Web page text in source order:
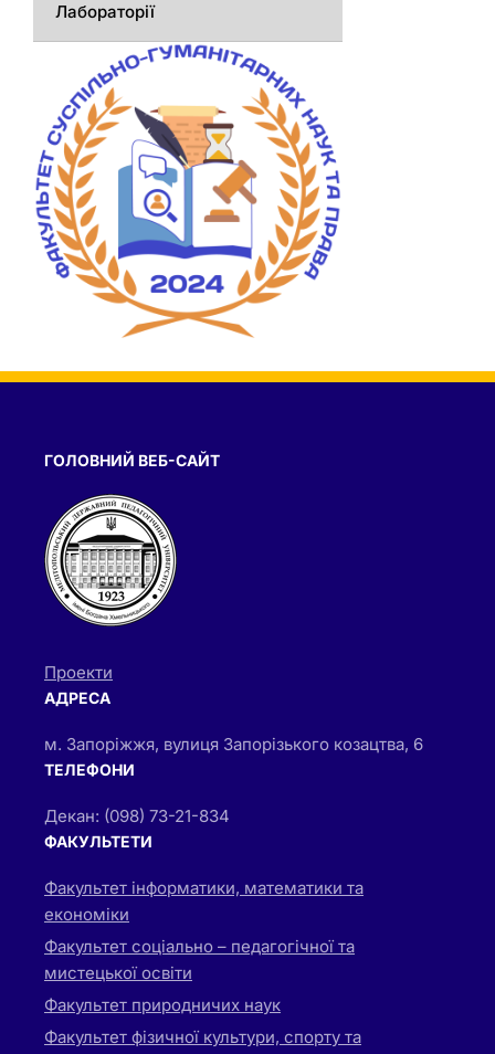
Лабораторії
ГОЛОВНИЙ ВЕБ-САЙТ
Проекти
АДРЕСА
м. Запоріжжя, вулиця Запорізького козацтва, 6
ТЕЛЕФОНИ
Декан: (098) 73-21-834
ФАКУЛЬТЕТИ
Факультет інформатики, математики та
економіки
Факультет соціально – педагогічної та
мистецької освіти
Факультет природничих наук
Факультет фізичної культури, спорту та